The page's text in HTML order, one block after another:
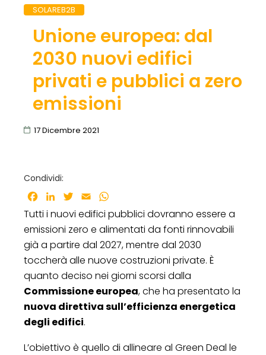
SOLAREB2B
Unione europea: dal
2030 nuovi edifici
privati e pubblici a zero
emissioni
17 Dicembre 2021
Condividi:
Facebook
LinkedInTwitter
Email
Tutti i nuovi edifici pubblici dovranno essere a
emissioni zero e alimentati da fonti rinnovabili
già a partire dal 2027, mentre dal 2030
toccherà alle nuove costruzioni private. È
quanto deciso nei giorni scorsi dalla
Commissione europea, che ha presentato la
nuova direttiva sull’efficienza energetica
degli edifici.
L’obiettivo è quello di allineare al Green Deal le